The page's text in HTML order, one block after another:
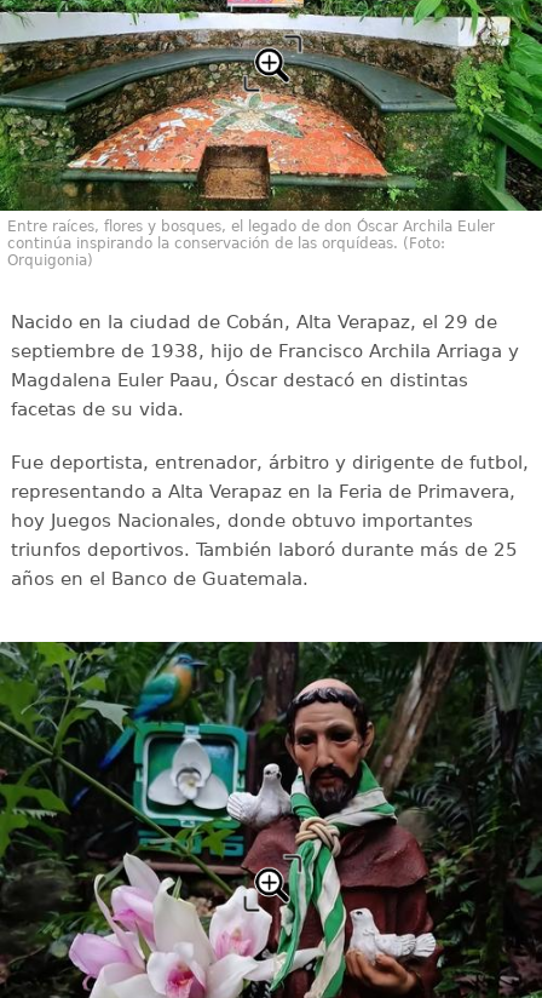
Entre raíces, flores y bosques, el legado de don Óscar Archila Euler
continúa inspirando la conservación de las orquídeas. (Foto:
Orquigonia)
Nacido en la ciudad de Cobán, Alta Verapaz, el 29 de
septiembre de 1938, hijo de Francisco Archila Arriaga y
Magdalena Euler Paau, Óscar destacó en distintas
facetas de su vida.
Fue deportista, entrenador, árbitro y dirigente de futbol,
representando a Alta Verapaz en la Feria de Primavera,
hoy Juegos Nacionales, donde obtuvo importantes
triunfos deportivos. También laboró durante más de 25
años en el Banco de Guatemala.